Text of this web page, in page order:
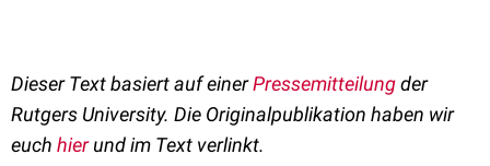
Dieser Text basiert auf einerPressemitteilungder
Rutgers University. Die Originalpublikation haben wir
euch hierund im Text verlinkt.